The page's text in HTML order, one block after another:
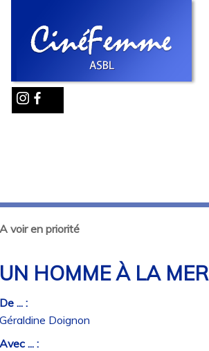
voir en priorité
HOMME À LA MER
... :
Doignon
... :